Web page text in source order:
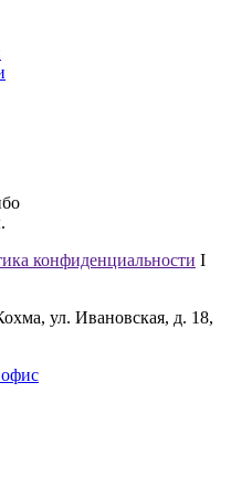
конфиденциальности I
ул. Ивановская, д. 18,